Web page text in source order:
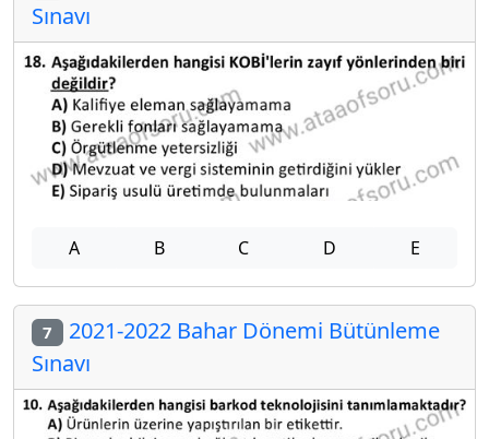
Sınavı
A B C D E
7 2021-2022 Bahar Dönemi Bütünleme
Sınavı